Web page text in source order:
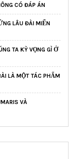
CÓ ĐÁP ÁN
LÂU ĐÀI MIẾN
TA KỲ VỌNG GÌ Ở
LÀ MỘT TÁC PHẨM
VÀ